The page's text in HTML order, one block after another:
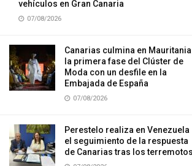
vehículos en Gran Canaria
07/08/2026
Canarias culmina en Mauritania
la primera fase del Clúster de
Moda con un desfile en la
Embajada de España
07/08/2026
Perestelo realiza en Venezuela
el seguimiento de la respuesta
de Canarias tras los terremotos